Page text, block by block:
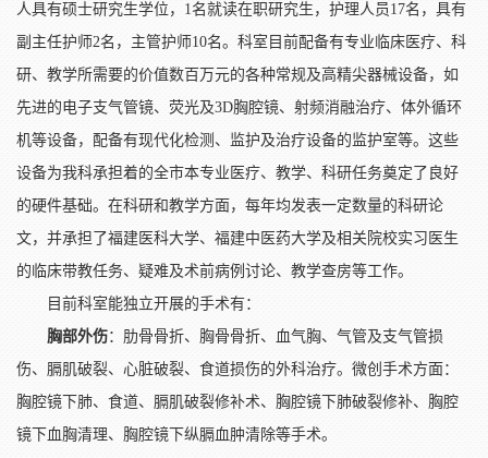
人具有硕士研究生学位，1名就读在职研究生，护理人员17名，具有
副主任护师2名，主管护师10名。科室目前配备有专业临床医疗、科
研、教学所需要的价值数百万元的各种常规及高精尖器械设备，如
先进的电子支气管镜、荧光及3D胸腔镜、射频消融治疗、体外循环
机等设备，配备有现代化检测、监护及治疗设备的监护室等。这些
设备为我科承担着的全市本专业医疗、教学、科研任务奠定了良好
的硬件基础。在科研和教学方面，每年均发表一定数量的科研论
文，并承担了福建医科大学、福建中医药大学及相关院校实习医生
的临床带教任务、疑难及术前病例讨论、教学查房等工作。
目前科室能独立开展的手术有：
胸部外伤：肋骨骨折、胸骨骨折、血气胸、气管及支气管损
伤、膈肌破裂、心脏破裂、食道损伤的外科治疗。微创手术方面：
胸腔镜下肺、食道、膈肌破裂修补术、胸腔镜下肺破裂修补、胸腔
镜下血胸清理、胸腔镜下纵膈血肿清除等手术。